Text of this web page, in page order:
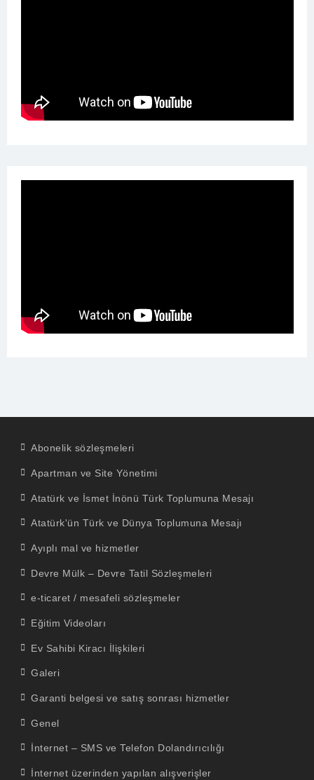
Abonelik sözleşmeleri
Apartman ve Site Yönetimi
Atatürk ve İsmet İnönü Türk Toplumuna Mesajı
Atatürk'ün Türk ve Dünya Toplumuna Mesajı
Ayıplı mal ve hizmetler
Devre Mülk – Devre Tatil Sözleşmeleri
e-ticaret / mesafeli sözleşmeler
Eğitim Videoları
Ev Sahibi Kiracı İlişkileri
Galeri
Garanti belgesi ve satış sonrası hizmetler
Genel
İnternet – SMS ve Telefon Dolandırıcılığı
İnternet üzerinden yapılan alışverişler